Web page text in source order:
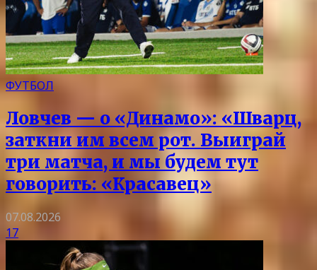
ФУТБОЛ
Ловчев — о «Динамо»: «Шварц,
заткни им всем рот. Выиграй
три матча, и мы будем тут
говорить: «Красавец»
07.08.2026
17